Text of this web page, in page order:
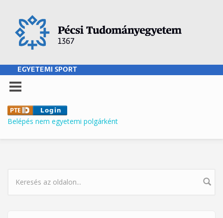
EGYETEMI SPORT
Belépés nem egyetemi polgárként
KERESÉS ŰRLAP